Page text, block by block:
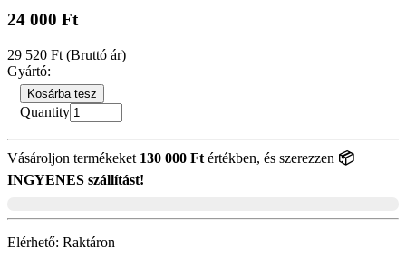
24 000 Ft
29 520 Ft (Bruttó ár)
Gyártó:
Kosárba tesz
Quantity
Vásároljon termékeket 130 000 Ft értékben, és szerezzen 📦
INGYENES szállítást!
Elérhető: Raktáron